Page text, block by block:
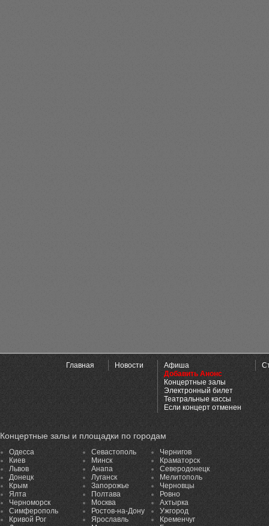
Главная Новости
Афиша
Добавить Анонс
Концертные залы
Электронный билет
Театральные кассы
Если концерт отменен
Концертные залы и площадки по городам
Одесса
Киев
Львов
Донецк
Крым
Ялта
Черноморск
Симферополь
Кривой Рог
Севастополь
Минск
Анапа
Луганск
Запорожье
Полтава
Москва
Ростов-на-Дону
Ярославль
Чернигов
Краматорск
Северодонецк
Мелитополь
Черновцы
Ровно
Ахтырка
Ужгород
Кременчуг